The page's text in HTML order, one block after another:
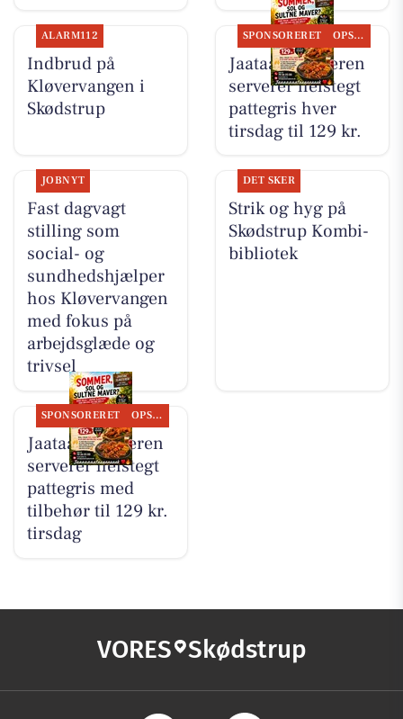
ALARM112
Indbrud på
Kløvervangen i
Skødstrup
SPONSORERET OPSLAGSTAVLEN
Jaataak Slagteren
serverer helstegt
pattegris hver
tirsdag til 129 kr.
JOBNYT
Fast dagvagt
stilling som
social- og
sundhedshjælper
hos Kløvervangen
med fokus på
arbejdsglæde og
trivsel
DET SKER
Strik og hyg på
Skødstrup Kombi-
bibliotek
SPONSORERET OPSLAGSTAVLEN
Jaataak Slagteren
serverer helstegt
pattegris med
tilbehør til 129 kr.
tirsdag
VORES Skødstrup